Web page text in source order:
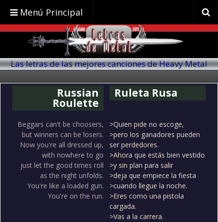
Menú Principal
Las letras de las mejores canciones de Heavy Metal
Russian
Roulette
Ruleta Rusa
Beggars can't be choosers,
but winners can be losers.
Now you're all dressed up,
with nowhere to go
just let the good times roll
as the night unfolds.
You're like a loaded gun.
You're on the run.
>Quien pide no escoge,
>pero los ganadores pueden
ser perdedores.
>Ahora que estás bien vestido
>y sin plan para salir
>deja que empiece la fiesta
>cuando llegue la noche.
>Eres como una pistola
cargada.
>Vas a la carrera.